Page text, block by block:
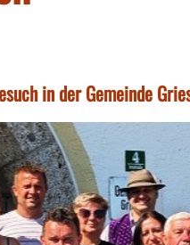
in der Gemeinde